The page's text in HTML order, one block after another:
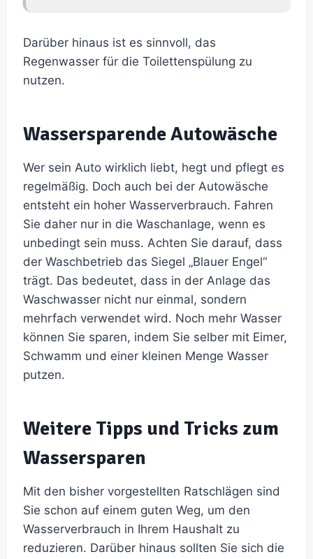
Darüber hinaus ist es sinnvoll, das
Regenwasser für die Toilettenspülung zu
nutzen.
Wassersparende Autowäsche
Wer sein Auto wirklich liebt, hegt und pflegt es
regelmäßig. Doch auch bei der Autowäsche
entsteht ein hoher Wasserverbrauch. Fahren
Sie daher nur in die Waschanlage, wenn es
unbedingt sein muss. Achten Sie darauf, dass
der Waschbetrieb das Siegel „Blauer Engel“
trägt. Das bedeutet, dass in der Anlage das
Waschwasser nicht nur einmal, sondern
mehrfach verwendet wird. Noch mehr Wasser
können Sie sparen, indem Sie selber mit Eimer,
Schwamm und einer kleinen Menge Wasser
putzen.
Weitere Tipps und Tricks zum
Wassersparen
Mit den bisher vorgestellten Ratschlägen sind
Sie schon auf einem guten Weg, um den
Wasserverbrauch in Ihrem Haushalt zu
reduzieren. Darüber hinaus sollten Sie sich die